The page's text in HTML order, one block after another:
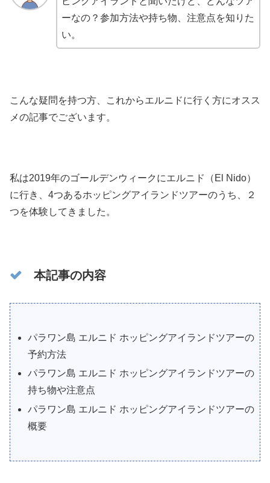
ーなの？参加方法や持ち物、注意点を知りた
い。
こんな疑問を持つ方、これからエルニドに行く方にオスス
メの記事でございます。
私は2019年のゴールデンウィークにエルニド（El Nido）
に行き、4つあるホッピングアイランドツアーのうち、２
つを体験してきました。
本記事の内容
パラワン島 エルニド ホッピングアイランドツアーの
予約方法
パラワン島 エルニド ホッピングアイランドツアーの
持ち物や注意点
パラワン島 エルニド ホッピングアイランドツアーの
概要